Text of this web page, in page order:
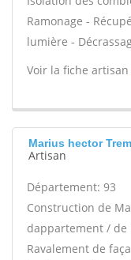
Ramonage -
lumière -
Voir la fiche artisan
Marius hector
Artisan
Département: 93
Construction de
dappartement /
Ravalement de